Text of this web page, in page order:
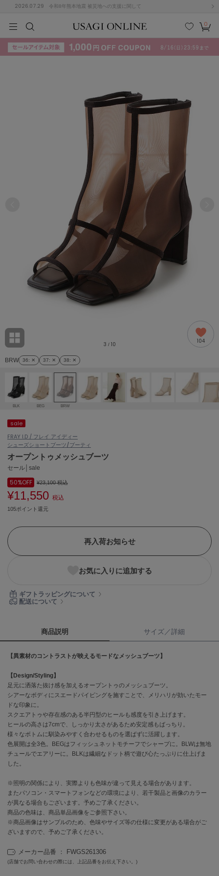
2026.07.29 令和8年熊本地震 被災地への支援に関して
検索
お気
に入
カー
ト
0
KIDSBABYBEAUTYLIFE STYLE
ョン雑貨 (865)
/ランジェリー (127)
ェア (121)
(124)
KIDSBABYBEAUTYLIFE STYLE
G
M
T
その
他
adidas by Stella McCartney
アディダス バイ ステラマッカートニー
ALLISON BROWN
アリソンブラウン
Ame no chi Hare
アメノチハレ
AMOMMA
ánuans
アニュアンス
ànuke
アンヌーク
ASICS
アシックス
Ballelite
バレリット
バンドリヤー
Barbour
バブアー
カルバン・クライン
セルフォード
célon
セロン
Clarks Premium
クラークス
CODE A
コードエー
COLE HAAN
コール ハーン
コンバース
DANSKIN
BRW 36: ✕ 37: ✕ 38: ✕
3 / 10 104
BLK BEG BRW
sale
FRAY I.D / フレイ アイディー
シューズショートブーツ/ブーティ
オープントゥメッシュブーツ
セール│sale
50%OFF ¥23,100税込
¥11,550 税込
105ポイント還元
再入荷お知らせ
お気に入りに追加する
ギフトラッピングについて
配送について
商品説明 サイズ／詳細
【異素材のコントラストが映えるモードなメッシュブーツ】
【Design/Styling】
足元に洒落た抜け感を加えるオープントゥのメッシュブーツ。
シアーなボディにスエードパイピングを施すことで、メリハリが効いたモー
ドな印象に。
スクエアトゥや存在感のある半円型のヒールも感度を引き上げます。
ヒールの高さは7cmで、しっかり太さがあるため安定感もばっちり。
様々なボトムに馴染みやすく合わせるものを選ばずに活躍します。
色展開は全3色。BEGはフィッシュネットモチーフでシャープに。BLWは無地
チュールでエアリーに。BLKは繊細なドット柄で遊び心たっぷりに仕上げま
した。
※照明の関係により、実際よりも色味が違って見える場合があります。
またパソコン・スマートフォンなどの環境により、若干製品と画像のカラー
が異なる場合もございます。予めご了承ください。
商品の色味は、商品単品画像をご参照下さい。
※商品画像はサンプルのため、色味やサイズ等の仕様に変更がある場合がご
ざいますので、予めご了承ください。
メーカー品番 ： FWGS261306
(店舗でお問い合わせの際には、上記品番をお伝え下さい。)